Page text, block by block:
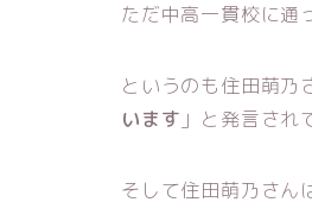
ただ中高一貫校に通
というのも住田萌乃
います 」と発言され
そして住田萌乃さん